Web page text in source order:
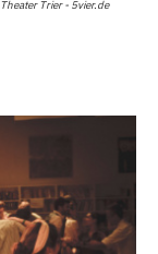
Theater Trier - 5vier.de